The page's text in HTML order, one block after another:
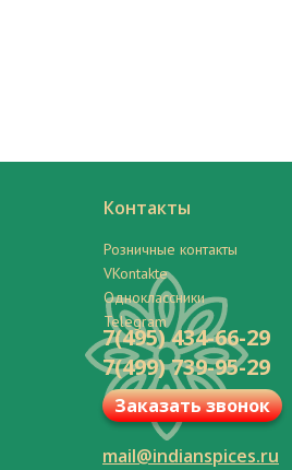
Контакты
Розничные контакты
VKontakte
Одноклассники
Telegram
7(495) 434-66-29
7(499) 739-95-29
Заказать звонок
mail@indianspices.ru